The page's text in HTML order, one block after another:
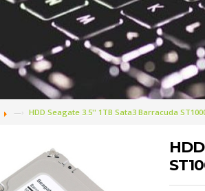
HDD Seagate 3.5'' 1TB Sata3 Barracuda